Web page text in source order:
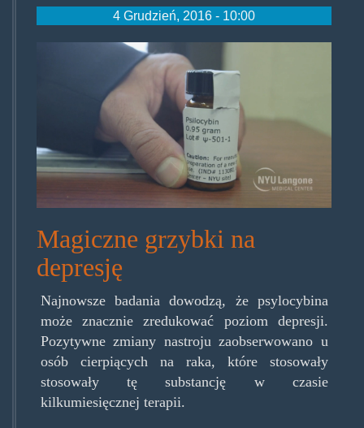
4 Grudzień, 2016 - 10:00
psilocybin-
medical-
study-
psychoactive-
mushroom-
compound-
treat-
cancer-
patients.jpg
Magiczne grzybki na
depresję
Najnowsze badania dowodzą, że psylocybina
może znacznie zredukować poziom depresji.
Pozytywne zmiany nastroju zaobserwowano u
osób cierpiących na raka, które stosowały
stosowały tę substancję w czasie
kilkumiesięcznej terapii.